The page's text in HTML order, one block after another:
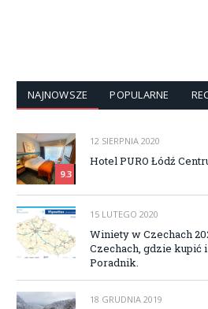
NAJNOWSZE POPULARNE
9.3
12 SIERPNIA 2020
Hotel PURO Łódź
15 LUTEGO 2020
Winiety w Czechach
Czechach, gdzie kupić
Poradnik.
18 GRUDNIA 2019